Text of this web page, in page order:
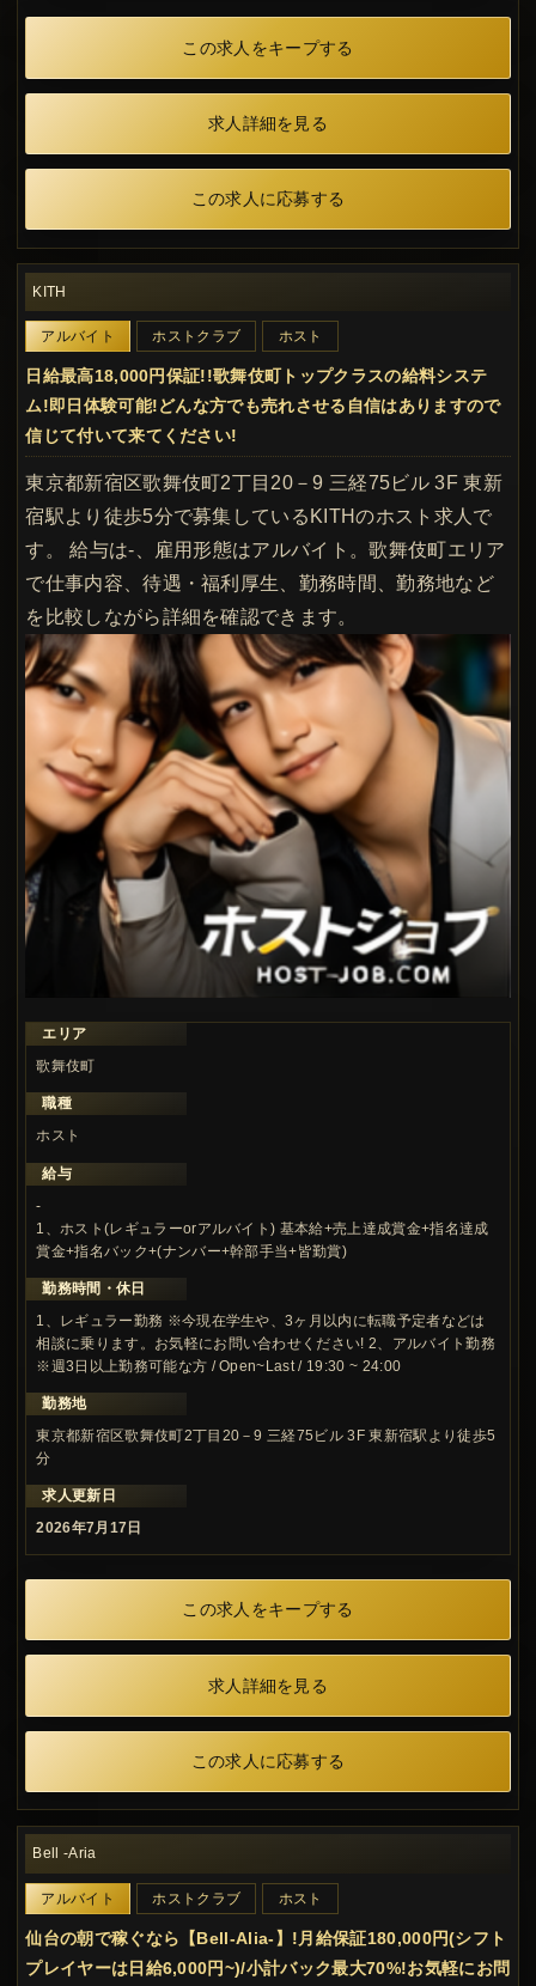
この求人をキープする
求人詳細を見る
この求人に応募する
KITH
アルバイト ホストクラブ ホスト
日給最高18,000円保証!!歌舞伎町トップクラスの給料システ
ム!即日体験可能!どんな方でも売れさせる自信はありますので
信じて付いて来てください!
東京都新宿区歌舞伎町2丁目20－9 三経75ビル 3F 東新
宿駅より徒歩5分で募集しているKITHのホスト求人で
す。 給与は-、雇用形態はアルバイト。歌舞伎町エリア
で仕事内容、待遇・福利厚生、勤務時間、勤務地など
を比較しながら詳細を確認できます。
エリア
歌舞伎町
職種
ホスト
給与
-
1、ホスト(レギュラーorアルバイト) 基本給+売上達成賞金+指名達成
賞金+指名バック+(ナンバー+幹部手当+皆勤賞)
勤務時間・休日
1、レギュラー勤務 ※今現在学生や、3ヶ月以内に転職予定者などは
相談に乗ります。お気軽にお問い合わせください! 2、アルバイト勤務
※週3日以上勤務可能な方 / Open~Last / 19:30 ~ 24:00
勤務地
東京都新宿区歌舞伎町2丁目20－9 三経75ビル 3F 東新宿駅より徒歩5
分
求人更新日
2026年7月17日
この求人をキープする
求人詳細を見る
この求人に応募する
Bell -Aria
アルバイト ホストクラブ ホスト
仙台の朝で稼ぐなら【Bell-Alia-】!月給保証180,000円(シフト
プレイヤーは日給6,000円~)/小計バック最大70%!お気軽にお問